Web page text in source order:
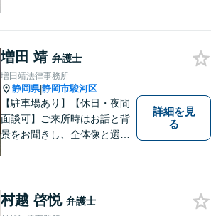
増田 靖 弁護士
増田靖法律事務所
静岡県|静岡市駿河区
【駐車場あり】【休日・夜間
面談可】ご来所時はお話と背
景をお聞きし、全体像と選択
ください。
詳細を見
る
村越 啓悦 弁護士